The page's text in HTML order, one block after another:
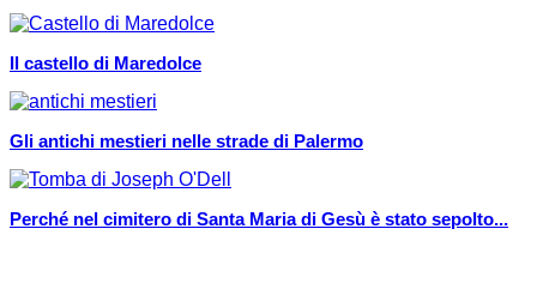
Il castello di Maredolce
Gli antichi mestieri nelle strade di Palermo
Perché nel cimitero di Santa Maria di Gesù è stato sepolto...